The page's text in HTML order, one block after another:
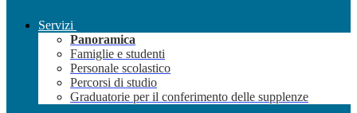
Servizi
Panoramica
Famiglie e studenti
Personale scolastico
Percorsi di studio
Graduatorie per il conferimento delle supplenze